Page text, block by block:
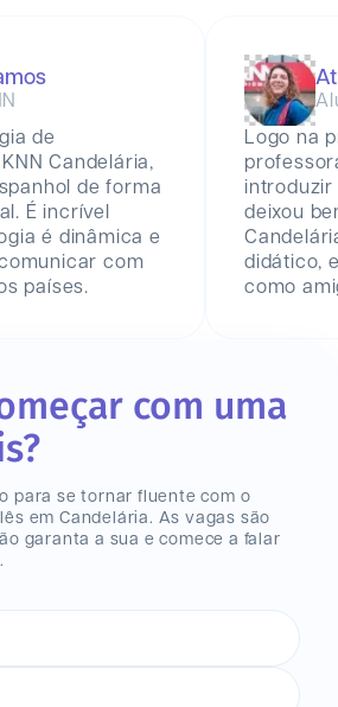
de
Candelária,
de forma
É incrível
é dinâmica e
com
países.
Logo na
introduzir
deixou
didático,
como
com uma
para se tornar fluente com o
em Candelária. As vagas são
garanta a sua e comece a falar